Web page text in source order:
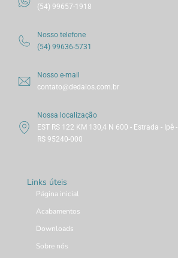
(54) 99657-1918
Nosso telefone
(54) 99636-5731
Nosso e-mail
contato@dedalos.com.br
Nossa localização
EST RS 122 KM 130,4 N 600 - Estrada - Ipê -
RS 95240-000
Links úteis
Página inicial
Acabamentos
Downloads
Sobre nós